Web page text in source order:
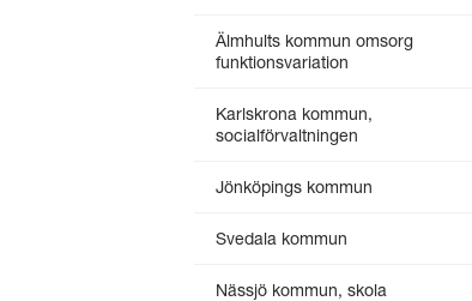
Älmhults kommun omsorg
funktionsvariation
Karlskrona kommun,
socialförvaltningen
Jönköpings kommun
Svedala kommun
Nässjö kommun, skola